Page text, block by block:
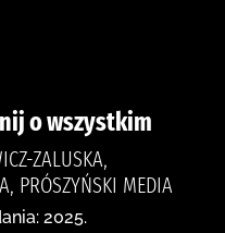
o wszystkim
ZALUSKA,
PRÓSZYŃSKI MEDIA
2025.